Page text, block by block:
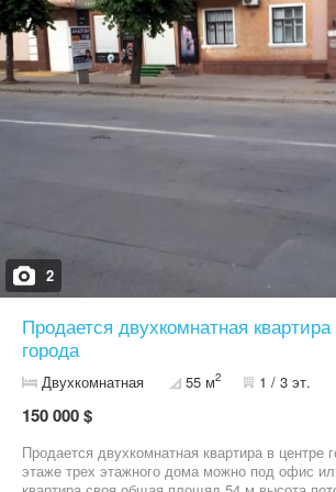
масажного кабінету - б’юті-сфери - офісу -
кабінету - іншого виду діяльності Звертатись
телефону 09*********71 Рієлтор — Олена
2
Продается двухкомнатная
города
Двухкомнатная 55 м2 1 / 3 эт.
150 000 $
Продается двухкомнатная квартира в центре
этаже трех этажного дома можно под офис